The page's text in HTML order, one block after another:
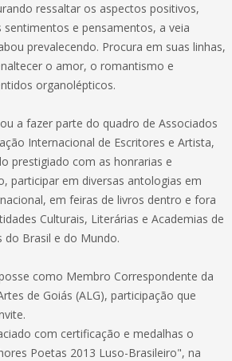
ressaltar os aspectos positivos,
e pensamentos, a veia
prevalecendo. Procura em suas linhas,
o amor, o romantismo e
organolépticos.
a fazer parte do quadro de Associados
Internacional de Escritores e Artista,
prestigiado com as honrarias e
participar em diversas antologias em
em feiras de livros dentro e fora
Culturais, Literárias e Academias de
do Brasil e do Mundo.
como Membro Correspondente da
de Goiás (ALG), participação que
com certificação e medalhas o
Poetas 2013 Luso-Brasileiro", na